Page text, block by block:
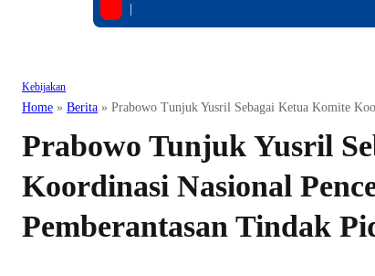
|
Kebijakan
Home » Berita » Prabowo Tunjuk Yusril Sebagai Ketua Komite
Prabowo Tunjuk Yusril
Koordinasi Nasional
Pemberantasan Tindak